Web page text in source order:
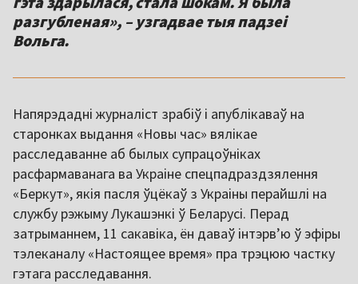
разгубленая», – узгадвае тыя падзеі
Вольга.
Напярэдадні журналіст зрабіў і апублікаваў на
старонках выдання «Новы час» вялікае
расследаванне аб былых супрацоўніках
расфармаванага ва Украіне спецпадраздзялення
«Беркут», якія пасля ўцёкаў з Украіны перайшлі на
службу рэжыму Лукашэнкі ў Беларусі. Перад
затрыманнем, 11 сакавіка, ён даваў інтэрв’ю ў эфіры
тэлеканалу «Настоящее время» пра трэцюю частку
гэтага расследавання.